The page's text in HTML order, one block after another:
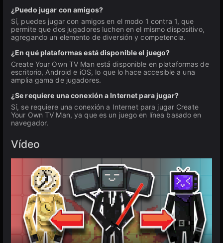
¿Puedo jugar con amigos?
Sí, puedes jugar con amigos en el modo 1 contra 1, que
permite que dos jugadores luchen en el mismo dispositivo,
agregando un elemento de diversión y competencia.
¿En qué plataformas está disponible el juego?
Create Your Own TV Man está disponible en plataformas de
escritorio, Android e iOS, lo que lo hace accesible a una
amplia gama de jugadores.
¿Se requiere una conexión a Internet para jugar?
Sí, se requiere una conexión a Internet para jugar Create
Your Own TV Man, ya que es un juego en línea basado en
navegador.
Vídeo